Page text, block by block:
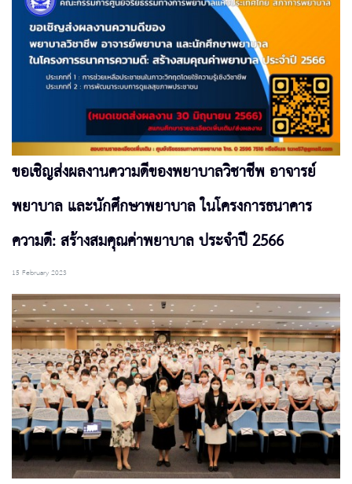
ขอเชิญส่งผลงานความดีของพยาบาลวิชาชีพ อาจารย์
พยาบาล และนักศึกษาพยาบาล ในโครงการธนาคาร
ความดี: สร้างสมคุณค่าพยาบาล ประจำปี 2566
15 February 2023